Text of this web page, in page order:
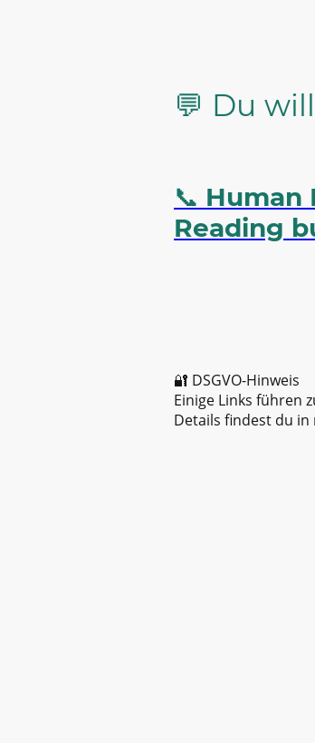
💬 Du
📞 Human
Reading
🔐 DSGVO-Hinweis
Einige Links führen
Details findest du